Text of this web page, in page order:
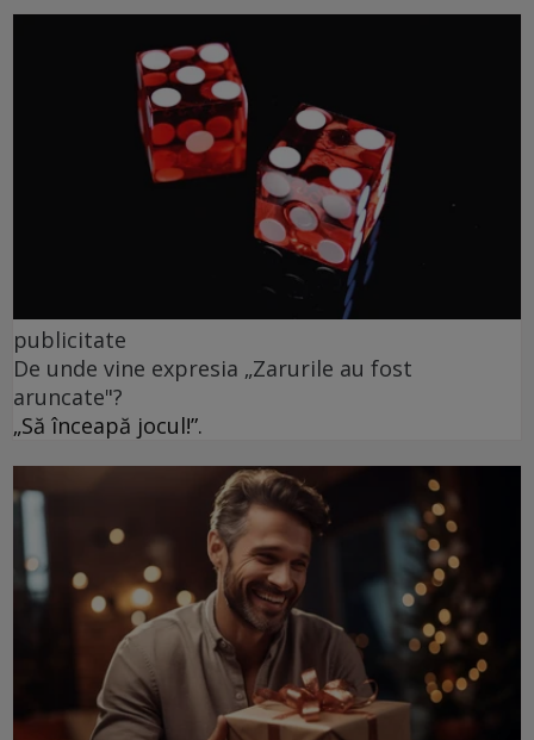
publicitate
De unde vine expresia „Zarurile au fost
aruncate"?
„Să înceapă jocul!”.